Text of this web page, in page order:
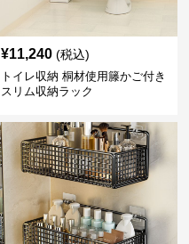
¥11,240 (税込)
トイレ収納 桐材使用籐かご付き
スリム収納ラック